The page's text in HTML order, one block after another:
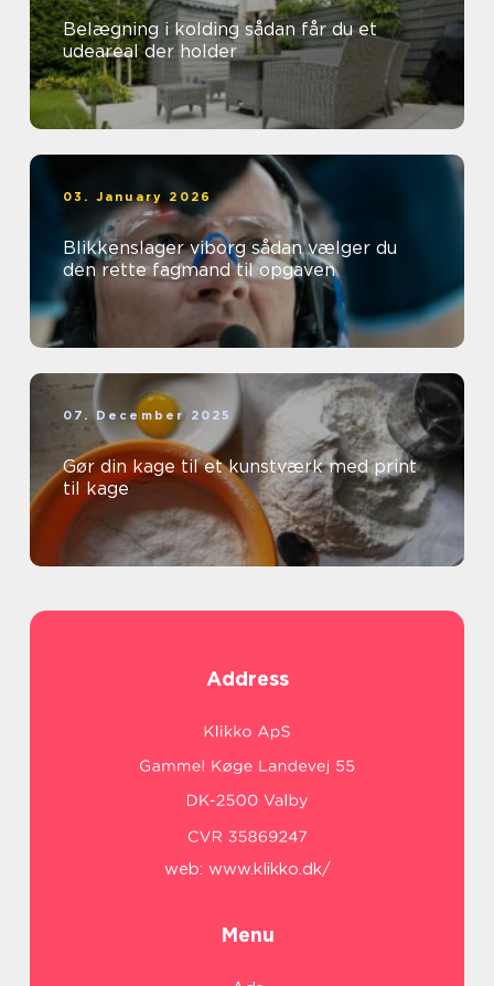
Belægning i kolding sådan får du et
udeareal der holder
03. January 2026
Blikkenslager viborg sådan vælger du
den rette fagmand til opgaven
07. December 2025
Gør din kage til et kunstværk med print
til kage
Address
web: www.klikko.dk/
Menu